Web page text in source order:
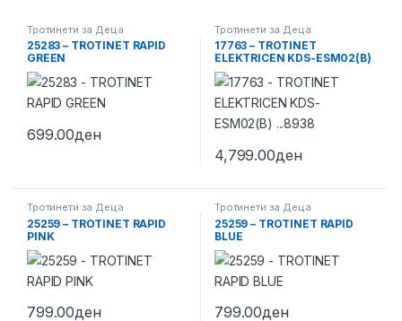
Тротинети за Деца
25283 – TROTINET RAPID
GREEN
699.00ден
Тротинети за Деца
17763 – TROTINET
ELEKTRICEN KDS-ESM02(B)
…8938
4,799.00ден
Тротинети за Деца
25259 – TROTINET RAPID
PINK
799.00ден
Тротинети за Деца
25259 – TROTINET RAPID
BLUE
799.00ден